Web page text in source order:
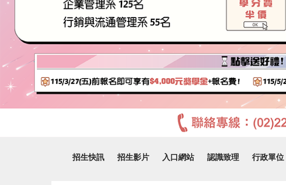
招生快訊 招生影片 入口網站 認識致理 行政單位